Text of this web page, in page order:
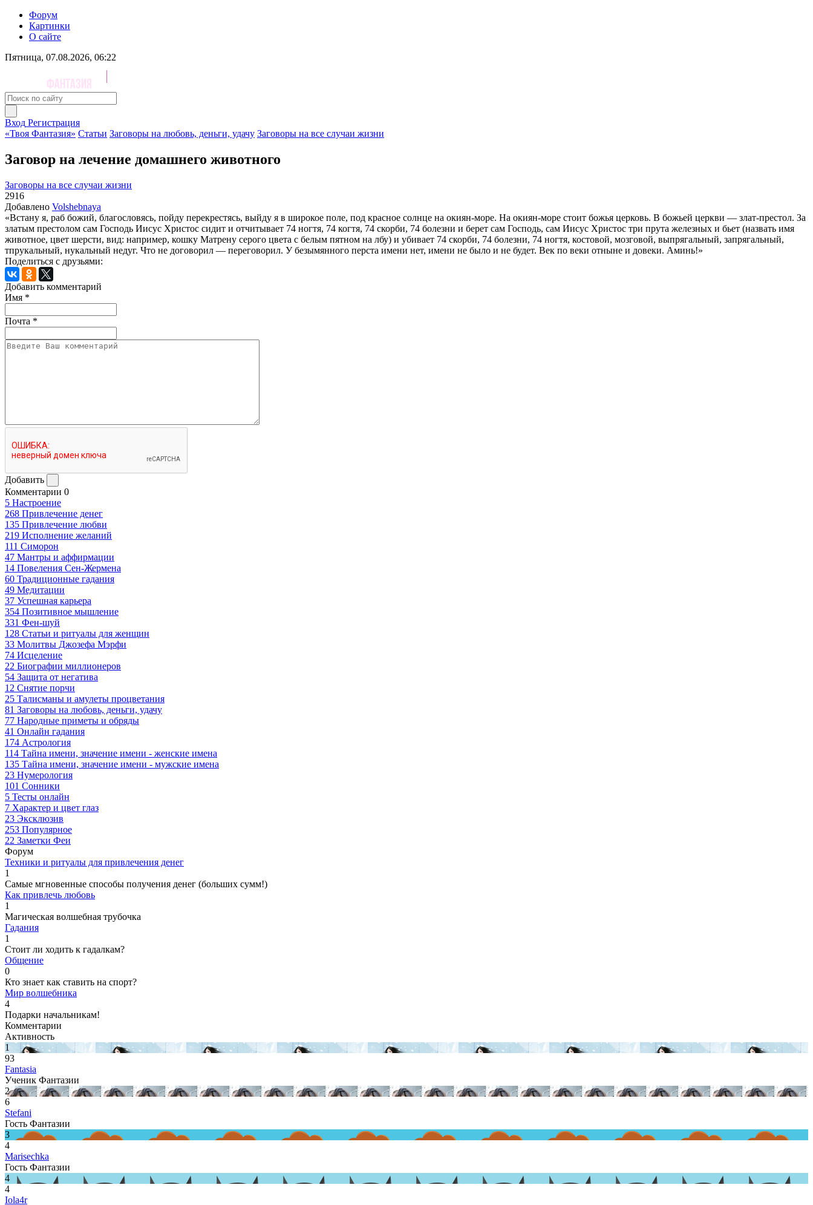
Форум
Картинки
О сайте
Пятница, 07.08.2026, 06:22
Вход Регистрация
«Твоя Фантазия» Статьи Заговоры на любовь, деньги, удачу Заговоры на все случаи жизни
Заговор на лечение домашнего животного
Заговоры на все случаи жизни
2916
Добавлено Volshebnaya
«Встану я, раб божий, благословясь, пойду перекрестясь, выйду я в широкое поле, под красное солнце на окиян-море. На окиян-море стоит божья церковь. В божьей церкви — злат-престол. За
златым престолом сам Господь Иисус Христос сидит и отчитывает 74 ногтя, 74 когтя, 74 скорби, 74 болезни и берет сам Господь, сам Иисус Христос три прута железных и бьет (назвать имя
животное, цвет шерсти, вид: например, кошку Матрену серого цвета с белым пятном на лбу) и убивает 74 скорби, 74 болезни, 74 ногтя, костовой, мозговой, выпрягальный, запрягальный,
тпрукальный, нукальный недуг. Что не договорил — переговорил. У безымянного перста имени нет, имени не было и не будет. Век по веки отныне и довеки. Аминь!»
Поделиться с друзьями:
Добавить комментарий
Имя *
Почта *
Добавить
Комментарии 0
5 Настроение
268 Привлечение денег
135 Привлечение любви
219 Исполнение желаний
111 Симорон
47 Мантры и аффирмации
14 Повеления Сен-Жермена
60 Традиционные гадания
49 Медитации
37 Успешная карьера
354 Позитивное мышление
331 Фен-шуй
128 Статьи и ритуалы для женщин
33 Молитвы Джозефа Мэрфи
74 Исцеление
22 Биографии миллионеров
54 Защита от негатива
12 Снятие порчи
25 Талисманы и амулеты процветания
81 Заговоры на любовь, деньги, удачу
77 Народные приметы и обряды
41 Онлайн гадания
174 Астрология
114 Тайна имени, значение имени - женские имена
135 Тайна имени, значение имени - мужские имена
23 Нумерология
101 Сонники
5 Тесты онлайн
7 Характер и цвет глаз
23 Эксклюзив
253 Популярное
22 Заметки Феи
Форум
Техники и ритуалы для привлечения денег
1
Самые мгновенные способы получения денег (больших сумм!)
Как привлечь любовь
1
Магическая волшебная трубочка
Гадания
1
Стоит ли ходить к гадалкам?
Общение
0
Кто знает как ставить на спорт?
Мир волшебника
4
Подарки начальникам!
Комментарии
Активность
1
93
Fantasia
Ученик Фантазии
2
6
Stefani
Гость Фантазии
3
4
Marisechka
Гость Фантазии
4
4
Iola4r